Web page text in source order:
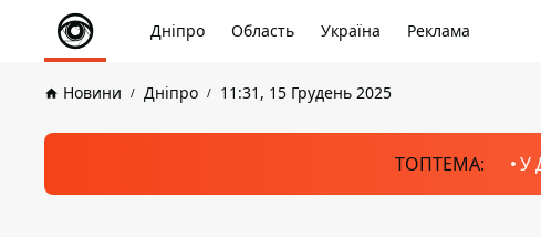
Дніпро Область Україна Реклама
Новини Дніпро 11:31, 15 Грудень 2025
ТОПТЕМА: У